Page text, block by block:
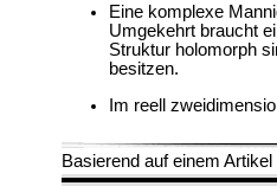
Eine komplexe
Umgekehrt braucht
Struktur holomorph
besitzen.
Im reell
Basierend auf einem Artikel